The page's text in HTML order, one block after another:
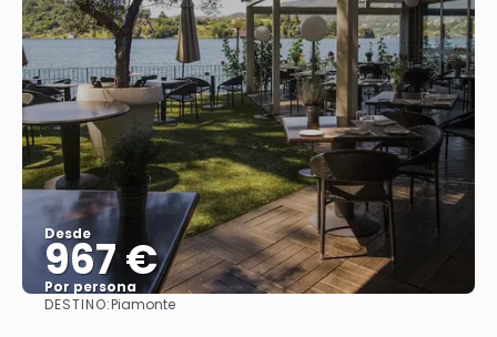
Desde
967 €
Por persona
DESTINO:Piamonte